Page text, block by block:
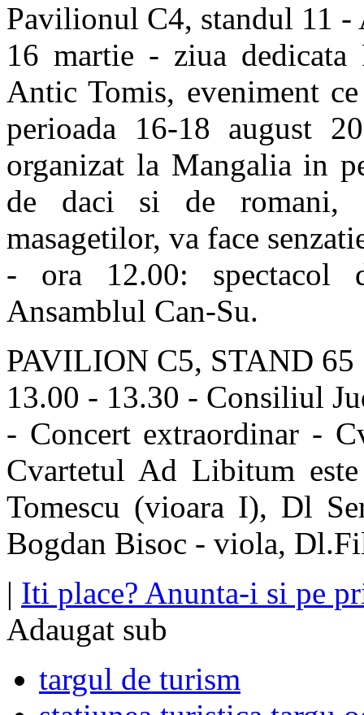
Pavilionul C4, standul 11
16 martie - ziua
Antic Tomis, eveniment
perioada 16-18 august
organizat la Mangalia in
de daci si de romani,
masagetilor, va face
- ora 12.00: spectacol
Ansamblul Can-Su.
PAVILION C5, STAND 65
13.00 - 13.30 - Consiliul
- Concert extraordinar -
Cvartetul Ad Libitum
Tomescu (vioara I), Dl
Bogdan Bisoc - viola,
| Iti place? Anunta-i si pe
Adaugat sub
targul de turism